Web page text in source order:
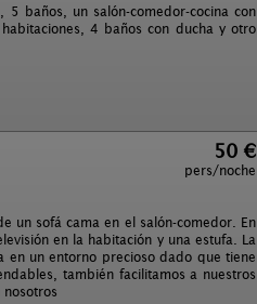
baños, un salón-comedor-cocina con
4 baños con ducha y otro
50 €
pers/noche
un sofá cama en el salón-comedor. En
en la habitación y una estufa. La
en un entorno precioso dado que tiene
también facilitamos a nuestros